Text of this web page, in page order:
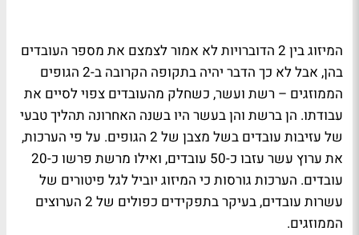
המיזוג בין 2 הדוברויות לא אמור לצמצם את מספר העובדים
בהן, אבל לא כך הדבר יהיה בתקופה הקרובה ב-2 הגופים
הממוזגים – רשת ועשר, כשחלק מהעובדים צפוי לסיים את
עבודתו. הן ברשת והן בעשר היו בשנה האחרונה תהליך טבעי
של עזיבות עובדים בשל מצבן של 2 הגופים. על פי הערכות,
את ערוץ עשר עזבו כ-50 עובדים, ואילו מרשת פרשו כ-20
עובדים. הערכות גורסות כי המיזוג יוביל לגל פיטורים של
עשרות עובדים, בעיקר בתפקידים כפולים של 2 הערוצים
הממוזגים.